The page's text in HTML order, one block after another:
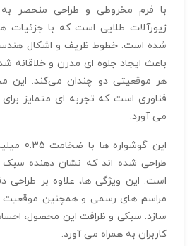
با فرم مخروطی و طراحی منحصر‌ به‌
زیورآلات طلایی است که با جزئیات
شده است. خطوط ظریف و اشکال
باعث ایجاد جلوه‌ ای مدرن و خلاقانه
هر موقعیتی دو چندان می‌کند. این
فناوری است که تجربه‌ ای متمایز برای
می‌ آورد.
طراحی شده‌ اند که نشان‌ دهنده سبک
است. این ویژگی‌ ها، علاوه بر طراحی
مراسم‌ های رسمی و همچنین موقعیت‌
سازد. سبکی و ظرافت این محصول،
کاربران به همراه می‌ آورد.